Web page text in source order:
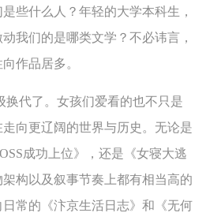
些什么人？年轻的大学本科生，
我们的是哪类文学？不必讳言，
作品居多。
换代了。女孩们爱看的也不只是
向更辽阔的世界与历史。无论是
成功上位》，还是《女寝大逃
构以及叙事节奏上都有相当高的
常的《汴京生活日志》和《无何